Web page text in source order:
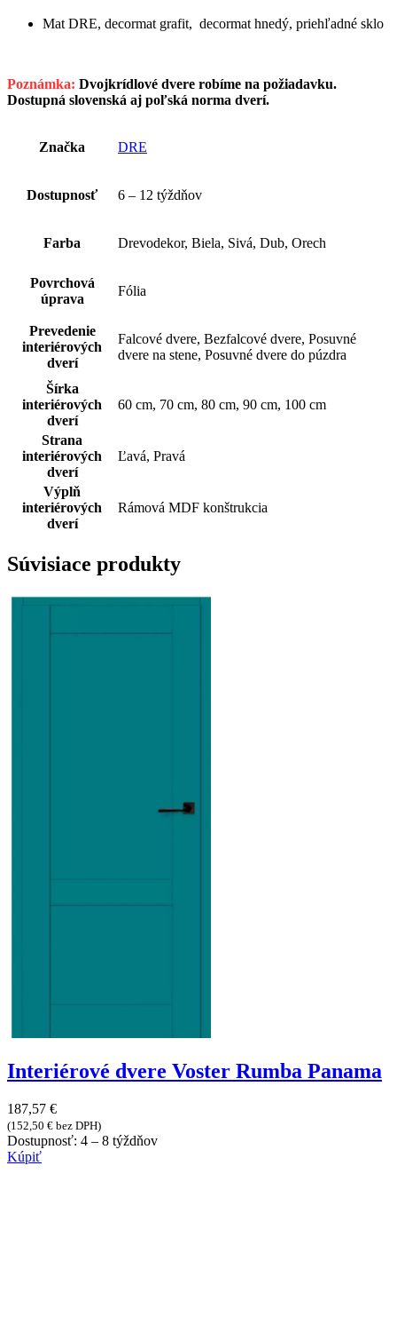
Mat DRE, decormat grafit, decormat hnedý, priehľadné sklo
Poznámka: Dvojkrídlové dvere robíme na požiadavku.
Dostupná slovenská aj poľská norma dverí.
Značka DRE
Dostupnosť 6 – 12 týždňov
Farba Drevodekor, Biela, Sivá, Dub, Orech
Povrchová
úprava
Fólia
Prevedenie
interiérových
dverí
Falcové dvere, Bezfalcové dvere, Posuvné
dvere na stene, Posuvné dvere do púzdra
Šírka
interiérových
dverí
60 cm, 70 cm, 80 cm, 90 cm, 100 cm
Strana
interiérových
dverí
Ľavá, Pravá
Výplň
interiérových
dverí
Rámová MDF konštrukcia
Súvisiace produkty
Interiérové dvere Voster Rumba Panama
187,57 €
(152,50 € bez DPH)
Dostupnosť: 4 – 8 týždňov
Kúpiť